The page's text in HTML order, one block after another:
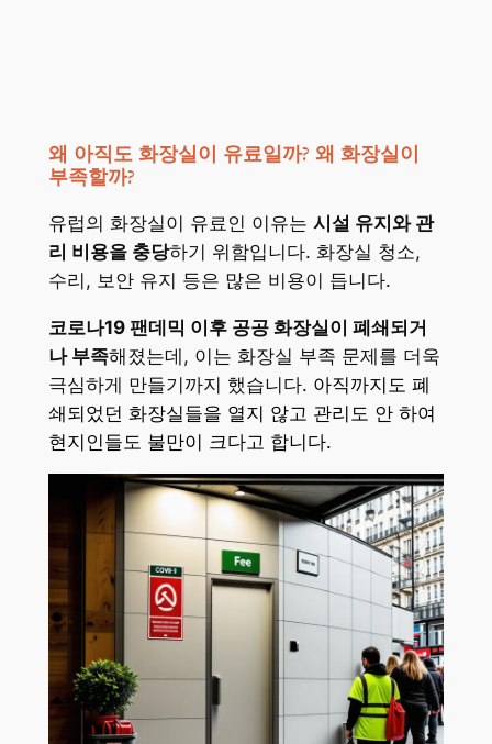
왜 아직도 화장실이 유료일까? 왜 화장실이
부족할까?
유럽의 화장실이 유료인 이유는 시설 유지와 관
리 비용을 충당하기 위함입니다. 화장실 청소,
수리, 보안 유지 등은 많은 비용이 듭니다.
코로나19 팬데믹 이후 공공 화장실이 폐쇄되거
나 부족해졌는데, 이는 화장실 부족 문제를 더욱
극심하게 만들기까지 했습니다. 아직까지도 폐
쇄되었던 화장실들을 열지 않고 관리도 안 하여
현지인들도 불만이 크다고 합니다.